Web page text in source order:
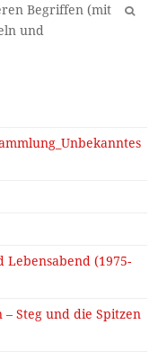
OK
Lebensabend (1975-
Steg und die Spitzen